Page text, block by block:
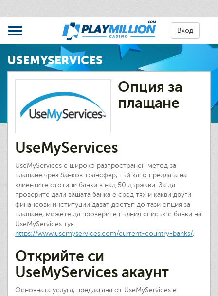
Вход
USEMYSERVICES
Опция за
плащане
UseMyServices
UseMyServices е широко разпространен метод за
плащане чрез банков трансфер, тъй като предлага на
клиентите стотици банки в над 50 държави. За да
проверите дали вашата банка е сред тях и какви други
финансови институции дават достъп до тази опция за
плащане, можете да проверите пълния списък с банки на
UseMyServices тук:
https://www.usemyservices.com/current-country-banks/.
Открийте си
UseMyServices акаунт
Основната услуга, предлагана от UseMyServices е